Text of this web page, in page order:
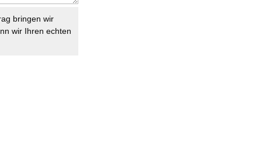
bringen wir
wir Ihren echten